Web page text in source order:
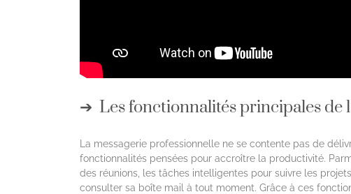
Les fonctionnalités principales de
La messagerie professionnelle ne se contente pas de
fonctionnalités pensées pour accroître la productivité.
des réunions, les tâches intelligentes pour suivre les
consulter sa boîte mail à tout moment. Grâce à ces